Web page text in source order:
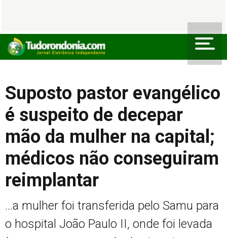
Suposto pastor evangélico
é suspeito de decepar
mão da mulher na capital;
médicos não conseguiram
reimplantar
...a mulher foi transferida pelo Samu para
o hospital João Paulo II, onde foi levada